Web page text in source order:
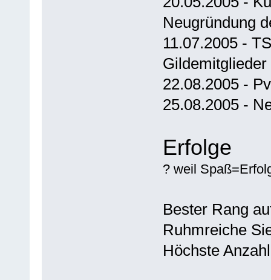
Neugründung
11.07.2005 -
22.08.2005 -
25.08.2005 -
Erfolge
? weil
Bester Rang
Ruhmreiche
Höchste